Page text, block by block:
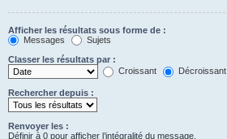
Afficher les résultats sous forme de :
Messages
Sujets
Classer les résultats par :
Croissant
Décroissant
Rechercher depuis :
Renvoyer les :
Définir à 0 pour afficher l’intégralité du message.